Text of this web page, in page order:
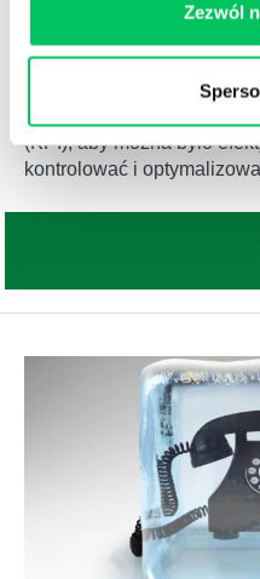
Zezwól
JAKIE KPI NAJLEPIEJ
CALLINGU I JAK JE
(KPI), aby można było
kontrolować i